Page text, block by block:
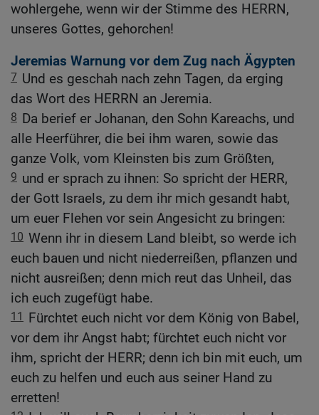
wohlergehe, wenn wir der Stimme des HERRN,
unseres Gottes, gehorchen!
Jeremias Warnung vor dem Zug nach Ägypten
7 Und es geschah nach zehn Tagen, da erging
das Wort des HERRN an Jeremia.
8 Da berief er Johanan, den Sohn Kareachs, und
alle Heerführer, die bei ihm waren, sowie das
ganze Volk, vom Kleinsten bis zum Größten,
9 und er sprach zu ihnen: So spricht der HERR,
der Gott Israels, zu dem ihr mich gesandt habt,
um euer Flehen vor sein Angesicht zu bringen:
10 Wenn ihr in diesem Land bleibt, so werde ich
euch bauen und nicht niederreißen, pflanzen und
nicht ausreißen; denn mich reut das Unheil, das
ich euch zugefügt habe.
11
Fürchtet euch nicht vor dem König von Babel,
vor dem ihr Angst habt; fürchtet euch nicht vor
ihm, spricht der HERR; denn ich bin mit euch, um
euch zu helfen und euch aus seiner Hand zu
erretten!